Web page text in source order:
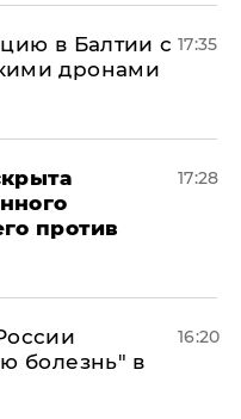
в Балтии с
дронами
17:35
против
17:28
болезнь" в
16:20